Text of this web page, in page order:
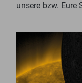
unsere bzw. Eure